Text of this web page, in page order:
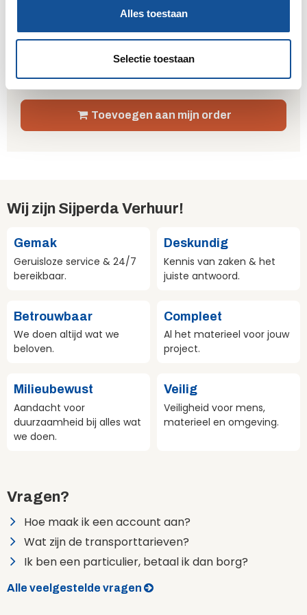
e
Alles toestaan
Selectie toestaan
€ 55,08
Toevoegen aan mijn order
Wij zijn Sijperda Verhuur!
Gemak
Geruisloze service & 24/7
bereikbaar.
Deskundig
Kennis van zaken & het
juiste antwoord.
Betrouwbaar
We doen altijd wat we
beloven.
Compleet
Al het materieel voor jouw
project.
Milieubewust
Aandacht voor
duurzaamheid bij alles wat
we doen.
Veilig
Veiligheid voor mens,
materieel en omgeving.
Vragen?
Hoe maak ik een account aan?
Wat zijn de transporttarieven?
Ik ben een particulier, betaal ik dan borg?
Alle veelgestelde vragen